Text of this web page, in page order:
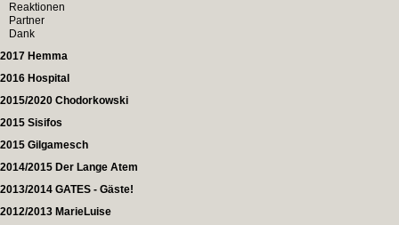
Reaktionen
Partner
Dank
2017 Hemma
2016 Hospital
2015/2020 Chodorkowski
2015 Sisifos
2015 Gilgamesch
2014/2015 Der Lange Atem
2013/2014 GATES - Gäste!
2012/2013 MarieLuise